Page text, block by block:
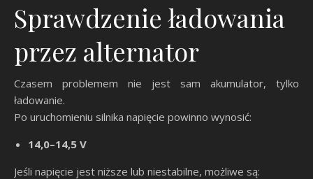
Sprawdzenie ładowania
przez alternator
Czasem problemem nie jest sam akumulator, tylko
ładowanie.
Po uruchomieniu silnika napięcie powinno wynosić:
14,0–14,5 V
Jeśli napięcie jest niższe lub niestabilne, możliwe są: